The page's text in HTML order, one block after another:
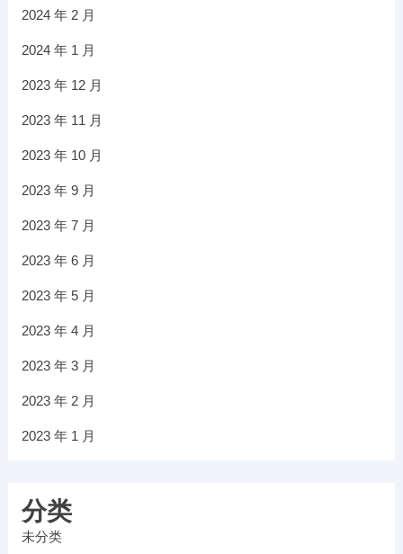
2024 年 2 月
2024 年 1 月
2023 年 12 月
2023 年 11 月
2023 年 10 月
2023 年 9 月
2023 年 7 月
2023 年 6 月
2023 年 5 月
2023 年 4 月
2023 年 3 月
2023 年 2 月
2023 年 1 月
分类
未分类